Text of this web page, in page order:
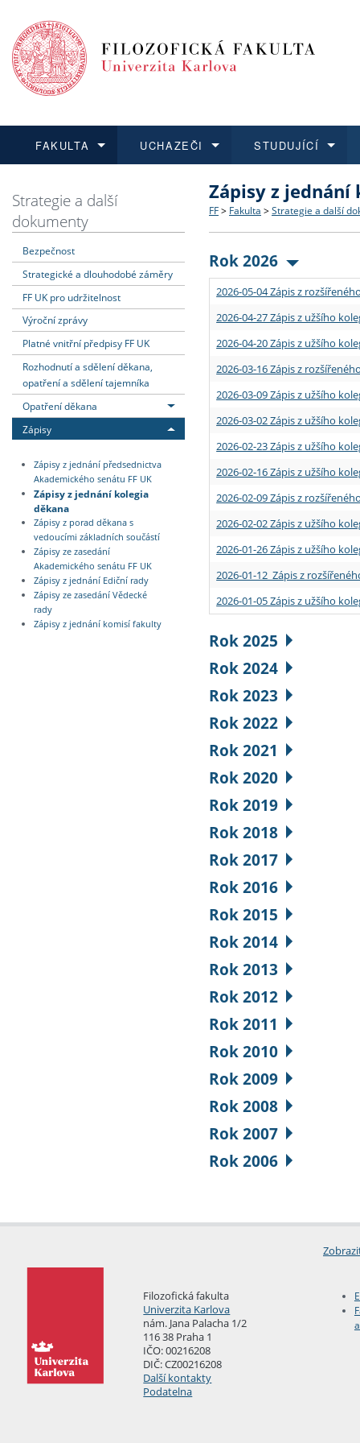
FAKULTA
Dozvědět se více
Struktura a historie
Strategie a další
Podpora a benefity pro
Absolventi fakulty
UCHAZEČI
Podat přihlášku
Co studovat a jak se
Učitelské studijní
Informace k průběhu
STUDUJÍCÍ
Dozvědět se více
Bakalářské a magisterské
Doktorské studium
Rigorózní řízení
Dozvědět se více
O vědě a výzkumu na FF
Akademické kvalifikace
Granty a projekty
Dozvědět se více
Aktuální nabídky a
Vyjíždějící studenti
Přijíždějící studenti
Vyjíždějící zaměstnanci
Strategie a další
dokumenty
Bezpečnost
Strategické a dlouhodobé záměry
FF UK pro udržitelnost
Výroční zprávy
Platné vnitřní předpisy FF UK
Rozhodnutí a sdělení děkana,
opatření a sdělení tajemníka
Opatření děkana
Zápisy
Zápisy z jednání předsednictva
Akademického senátu FF UK
Zápisy z jednání kolegia
děkana
Zápisy z porad děkana s
vedoucími základních součástí
Zápisy ze zasedání
Akademického senátu FF UK
Zápisy z jednání Ediční rady
Zápisy ze zasedání Vědecké
rady
Zápisy z jednání komisí fakulty
Zápisy z jednání
FF > Fakulta > Strategie a další
Rok 2026
2026-05-04 Zápis z
2026-04-27 Zápis z užšího
2026-04-20 Zápis z užšího
2026-03-16 Zápis z
2026-03-09 Zápis z užšího
2026-03-02 Zápis z užšího
2026-02-23 Zápis z užšího
2026-02-16 Zápis z užšího
2026-02-09 Zápis z
2026-02-02 Zápis z užšího
2026-01-26 Zápis z užšího
2026-01-12 Zápis z
2026-01-05 Zápis z užšího
Rok 2025
Rok 2024
Rok 2023
Rok 2022
Rok 2021
Rok 2020
Rok 2019
Rok 2018
Rok 2017
Rok 2016
Rok 2015
Rok 2014
Rok 2013
Rok 2012
Rok 2011
Rok 2010
Rok 2009
Rok 2008
Rok 2007
Rok 2006
Filozofická fakulta
Univerzita Karlova
nám. Jana Palacha 1/2
116 38 Praha 1
IČO: 00216208
DIČ: CZ00216208
Další kontakty
Podatelna